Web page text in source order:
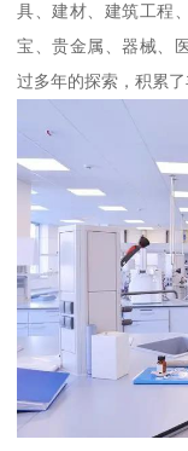
具、建材、建筑工程
宝、贵金属、器械、
过多年的探索，积累了